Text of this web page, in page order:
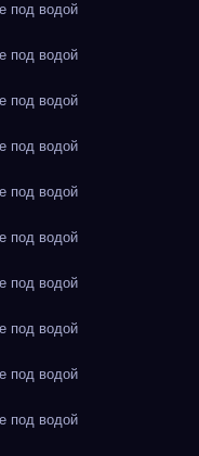
под водой
под водой
под водой
под водой
под водой
под водой
под водой
под водой
под водой
под водой